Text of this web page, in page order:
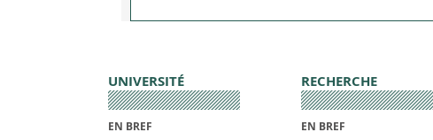
UNIVERSITÉ
EN BREF
RECHERCHE
EN BREF